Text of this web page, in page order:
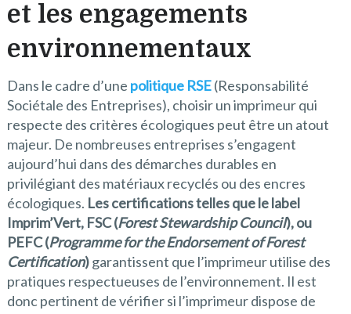
et les engagements
environnementaux
Dans le cadre d’une politique RSE(Responsabilité
Sociétale des Entreprises), choisir un imprimeur qui
respecte des critères écologiques peut être un atout
majeur. De nombreuses entreprises s’engagent
aujourd’hui dans des démarches durables en
privilégiant des matériaux recyclés ou des encres
écologiques. Les certifications telles que le label
Imprim’Vert, FSC (Forest Stewardship Council), ou
PEFC (Programme for the Endorsement of Forest
Certification)garantissent que l’imprimeur utilise des
pratiques respectueuses de l’environnement. Il est
donc pertinent de vérifier si l’imprimeur dispose de